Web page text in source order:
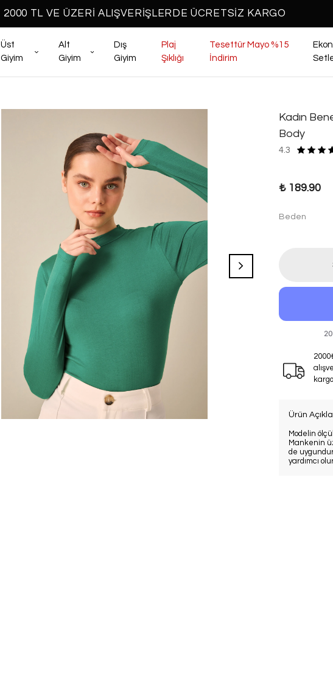
2000 TL VE ÜZERİ ALIŞVERİŞLERDE ÜCRETSİZ KARGO
Üst
Giyim
Alt
Giyim
Dış
Giyim
Plaj
Şıklığı
Tesettür Mayo %15
İndirim
Kadın
Body
4.3
₺ 189.90
Beden
Ürün
Modelin
Mankenin
de
yardımcı